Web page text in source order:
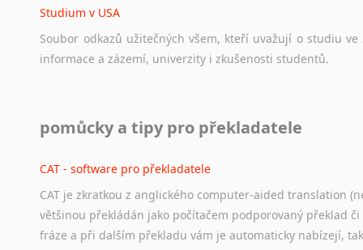
Studium v USA
Soubor odkazů užitečných všem, kteří uvažují o studiu ve
informace a zázemí, univerzity i zkušenosti studentů.
Odkazy poskytující cenné informace nekomerčního
Studium v Austrálii
Soubor odkazů užitečných všem, kteří uvažují o studiu v
a zázemí, australské univerzity a samozřejmě i osobní
pomůcky a tipy pro překladatele
CAT - software pro překladatele
CAT je zkratkou z anglického computer-aided translation
většinou překládán jako počítačem podporovaný překlad
fráze a při dalším překladu vám je automaticky nabízejí,